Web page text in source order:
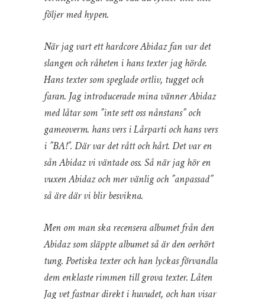
följer med hypen.
När jag vart ett hardcore Abidaz fan var det
slangen och råheten i hans texter jag hörde.
Hans texter som speglade ortliv, tugget och
faran. Jag introducerade mina vänner Abidaz
med låtar som ”inte sett oss nånstans” och
gameoverm. hans vers i Lårparti och hans vers
i ”BA!”. Där var det rått och hårt. Det var en
sån Abidaz vi väntade oss. Så när jag hör en
vuxen Abidaz och mer vänlig och ”anpassad”
så äre där vi blir besvikna.
Men om man ska recensera albumet från den
Abidaz som släppte albumet så är den oerhört
tung. Poetiska texter och han lyckas förvandla
dem enklaste rimmen till grova texter. Låten
Jag vet fastnar direkt i huvudet, och han visar